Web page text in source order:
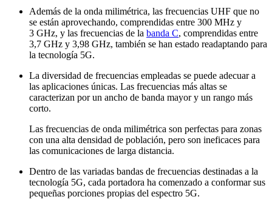
Además de la onda milimétrica, las frecuencias UHF que no
se están aprovechando, comprendidas entre 300 MHz y
3 GHz, y las frecuencias de la banda C, comprendidas entre
3,7 GHz y 3,98 GHz, también se han estado readaptando para
la tecnología 5G.
La diversidad de frecuencias empleadas se puede adecuar a
las aplicaciones únicas. Las frecuencias más altas se
caracterizan por un ancho de banda mayor y un rango más
corto.
Las frecuencias de onda milimétrica son perfectas para zonas
con una alta densidad de población, pero son ineficaces para
las comunicaciones de larga distancia.
Dentro de las variadas bandas de frecuencias destinadas a la
tecnología 5G, cada portadora ha comenzado a conformar sus
pequeñas porciones propias del espectro 5G.